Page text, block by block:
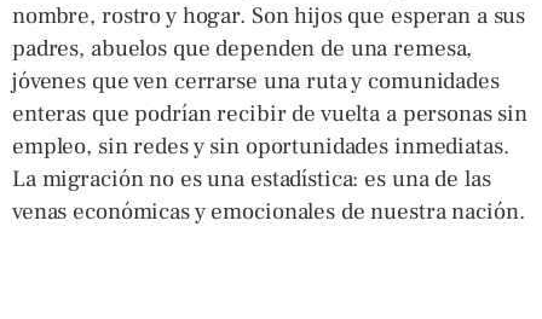
nombre, rostro y hogar. Son hijos que esperan a sus
padres, abuelos que dependen de una remesa,
jóvenes que ven cerrarse una ruta y comunidades
enteras que podrían recibir de vuelta a personas sin
empleo, sin redes y sin oportunidades inmediatas.
La migración no es una estadística: es una de las
venas económicas y emocionales de nuestra nación.